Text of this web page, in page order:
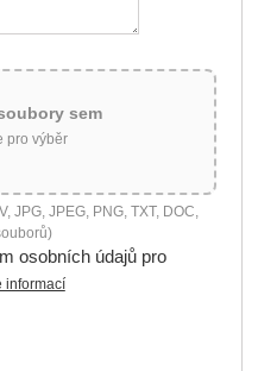
sem
pro výběr
JPG, JPEG, PNG, TXT, DOC,
osobních údajů pro
informací